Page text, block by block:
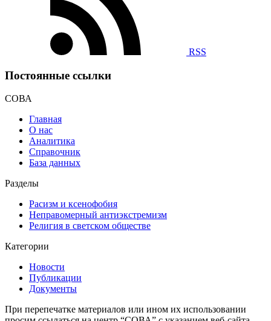
RSS
Постоянные ссылки
СОВА
Главная
О нас
Аналитика
Справочник
База данных
Разделы
Расизм и ксенофобия
Неправомерный антиэкстремизм
Религия в светском обществе
Категории
Новости
Публикации
Документы
При перепечатке материалов или ином их использовании